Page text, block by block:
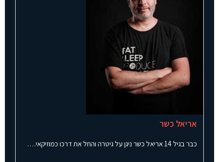
אריאל כשר
כבר בגיל 14 אריאל כשר ניגן על גיטרה והחל את דרכו כמוזיקאי.…